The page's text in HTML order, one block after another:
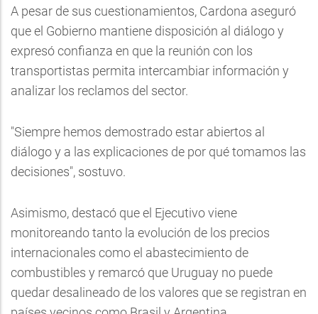
A pesar de sus cuestionamientos, Cardona aseguró
que el Gobierno mantiene disposición al diálogo y
expresó confianza en que la reunión con los
transportistas permita intercambiar información y
analizar los reclamos del sector.
"Siempre hemos demostrado estar abiertos al
diálogo y a las explicaciones de por qué tomamos las
decisiones", sostuvo.
Asimismo, destacó que el Ejecutivo viene
monitoreando tanto la evolución de los precios
internacionales como el abastecimiento de
combustibles y remarcó que Uruguay no puede
quedar desalineado de los valores que se registran en